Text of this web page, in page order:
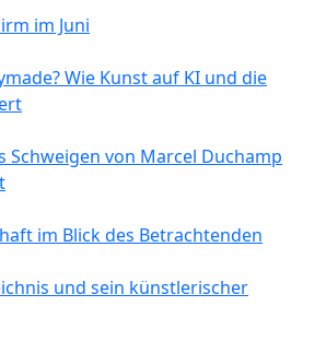
im Juni
Wie Kunst auf KI und die
Schweigen von Marcel Duchamp
im Blick des Betrachtenden
und sein künstlerischer